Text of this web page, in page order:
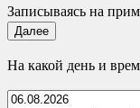
Записываясь на
Далее
На какой день и